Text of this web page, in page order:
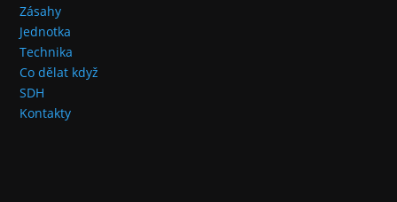
Zásahy
Jednotka
Technika
Co dělat když
SDH
Kontakty